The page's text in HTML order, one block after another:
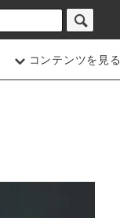
コンテンツを見る